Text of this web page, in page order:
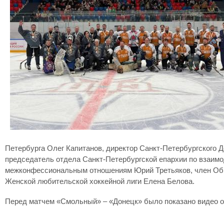
Петербурга Олег Капитанов, директор Санкт-
председатель отдела Санкт-Петербургской епархии по
межконфессиональным отношениям Юрий Третьяков, член
Женской любительской хоккейной лиги Елена Белова.
Перед матчем «Смольный» – «Донецк» было показано видео